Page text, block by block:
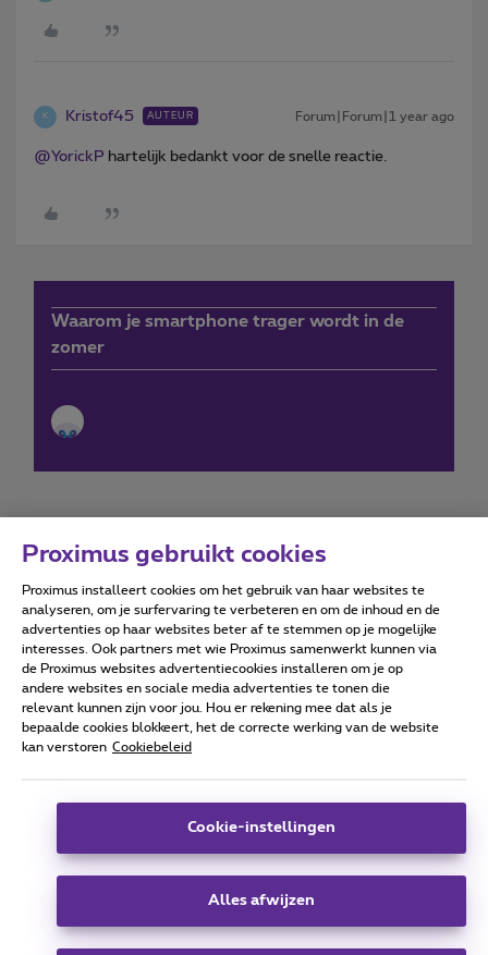
K Kristof45 AUTEUR Forum|Forum|1 year ago
@YorickP hartelijk bedankt voor de snelle reactie.
Waarom je smartphone trager wordt in de
zomer
Forumvoorwaarden Accessibility statement
Alle rechten voorbehouden. © Proximus
Algemene voorwaarden, consumenteninfo
Deze website is gecreëerd en wordt beheerd conform het
Koning Albert II-laan 27 - B-1030 Brussel.
Carrier & Wholesale Solutions
Proximus gebruikt cookies
Proximus installeert cookies om het gebruik van haar websites te
analyseren, om je surfervaring te verbeteren en om de inhoud en de
advertenties op haar websites beter af te stemmen op je mogelijke
interesses. Ook partners met wie Proximus samenwerkt kunnen via
de Proximus websites advertentiecookies installeren om je op
andere websites en sociale media advertenties te tonen die
relevant kunnen zijn voor jou. Hou er rekening mee dat als je
bepaalde cookies blokkeert, het de correcte werking van de website
kan verstoren Cookiebeleid
Cookie-instellingen
Alles afwijzen